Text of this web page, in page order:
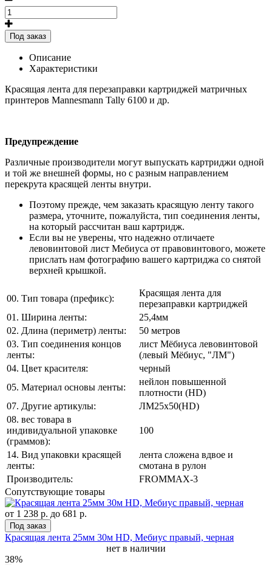
Под заказ
Описание
Характеристики
Красящая лента для перезаправки картриджей матричных
принтеров Mannesmann Tally 6100 и др.
Предупреждение
Различные производители могут выпускать картриджи одной
и той же внешней формы, но с разным направлением
перекрута красящей ленты внутри.
Поэтому прежде, чем заказать красящую ленту такого
размера, уточните, пожалуйста, тип соединения ленты,
на который рассчитан ваш картридж.
Если вы не уверены, что надежно отличаете
левовинтовой лист Мебиуса от правовинтового, можете
прислать нам фотографию вашего картриджа со снятой
верхней крышкой.
00. Тип товара (префикс):
Красящая лента для
перезаправки картриджей
01. Ширина ленты:
25,4мм
02. Длина (периметр) ленты:
50 метров
03. Тип соединения концов
ленты:
лист Мёбиуса левовинтовой
(левый Мёбиус, "ЛМ")
04. Цвет красителя:
черный
05. Материал основы ленты:
нейлон повышенной
плотности (HD)
07. Другие артикулы:
ЛМ25х50(HD)
08. вес товара в
индивидуальной упаковке
(граммов):
100
14. Вид упаковки красящей
ленты:
лента сложена вдвое и
смотана в рулон
Производитель:
FROMMAX-3
Сопутствующие товары
от 1 238 р. до 681 р.
Под заказ
Красящая лента 25мм 30м HD, Мебиус правый, черная
нет в наличии
38%